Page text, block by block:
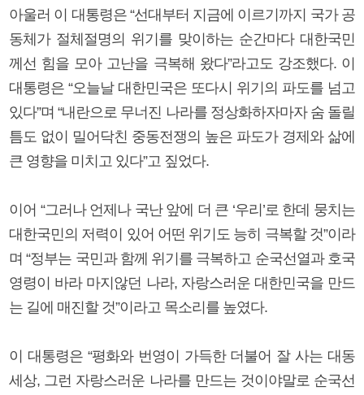
아울러 이 대통령은 “선대부터 지금에 이르기까지 국가 공
동체가 절체절명의 위기를 맞이하는 순간마다 대한국민
께선 힘을 모아 고난을 극복해 왔다”라고도 강조했다. 이
대통령은 “오늘날 대한민국은 또다시 위기의 파도를 넘고
있다”며 “내란으로 무너진 나라를 정상화하자마자 숨 돌릴
틈도 없이 밀어닥친 중동전쟁의 높은 파도가 경제와 삶에
큰 영향을 미치고 있다”고 짚었다.
이어 “그러나 언제나 국난 앞에 더 큰 ‘우리’로 한데 뭉치는
대한국민의 저력이 있어 어떤 위기도 능히 극복할 것”이라
며 “정부는 국민과 함께 위기를 극복하고 순국선열과 호국
영령이 바라 마지않던 나라, 자랑스러운 대한민국을 만드
는 길에 매진할 것”이라고 목소리를 높였다.
이 대통령은 “평화와 번영이 가득한 더불어 잘 사는 대동
세상, 그런 자랑스러운 나라를 만드는 것이야말로 순국선